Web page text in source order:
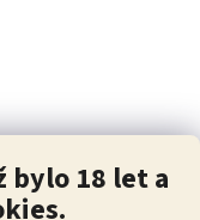
bylo 18 let a